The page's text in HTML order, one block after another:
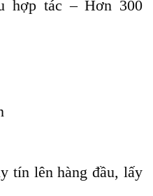
hợp tác – Hơn 300
tín lên hàng đầu, lấy